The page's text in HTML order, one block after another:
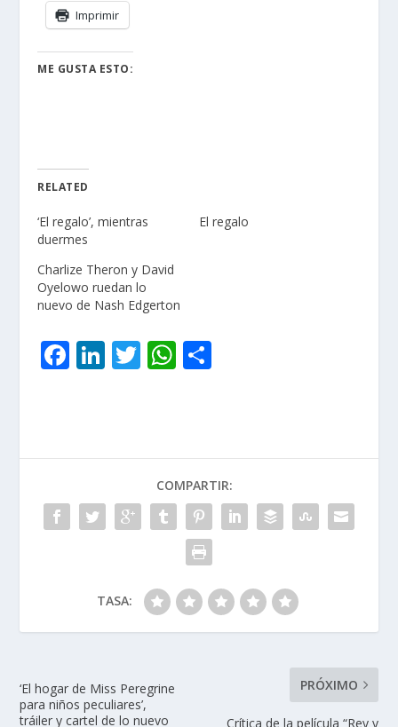
Imprimir
ME GUSTA ESTO:
RELATED
‘El regalo’, mientras
duermes
El regalo
Charlize Theron y David
Oyelowo ruedan lo
nuevo de Nash Edgerton
F
o
o
k
Li
dI
n
T W
A
p
p
ar
ti
r
COMPARTIR:
TASA:
‘El hogar de Miss Peregrine
para niños peculiares’,
tráiler y cartel de lo nuevo
PRÓXIMO
Crítica de la película “Rey y